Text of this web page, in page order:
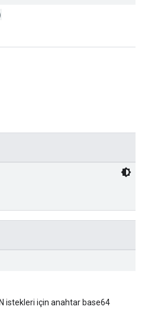
istekleri için anahtar base64